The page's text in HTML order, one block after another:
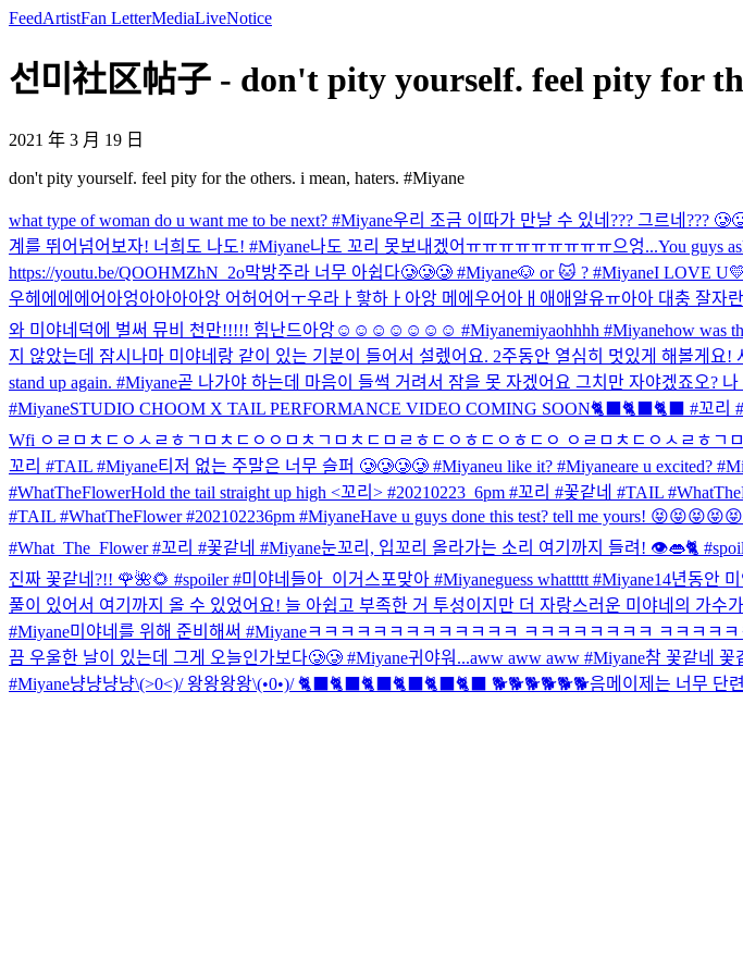
FeedArtistFan LetterMediaLiveNotice
선미社区帖子 - don't pity yourself. feel pity for
2021 年 3 月 19 日
don't pity yourself. feel pity for the others. i mean, haters. #Miyane
what type of woman do u want me to be next? #Miyane우리 조금 이따가 만날 수 있네??? 그르네???
계를 뛰어넘어보자! 너희도 나도! #Miyane나도 꼬리 못보내겠어ㅠㅠㅠㅠㅠㅠㅠㅠㅠ으엉...You guys
https://youtu.be/QOOHMZhN_2o막방주라 너무 아쉽다🥲🥲🥲 #Miyane🐶 or 🐱 ? #MiyaneI LOVE
우헤에에에어아엉아아아아앙 어허어어ㅜ우라ㅏ핳하ㅏ아앙 메에우어아ㅐ애애알유ㅠ아아 대충 잘자
와 미야네덕에 벌써 뮤비 천만!!!!! 힘난드아앙☺☺☺☺☺☺☺ #Miyanemiyaohhhh #Miyanehow was
지 않았는데 잠시나마 미야네랑 같이 있는 기분이 들어서 설렜어요. 2주동안 열심히 멋있게 해볼게요!
stand up again. #Miyane곧 나가야 하는데 마음이 들썩 거려서 잠을 못 자겠어요 그치만 자야겠죠오?
#MiyaneSTUDIO CHOOM X TAIL PERFORMANCE VIDEO COMING SOON🐈‍⬛🐈‍⬛🐈‍⬛ #꼬리
Wfi ㅇㄹㅁㅊㄷㅇㅅㄹㅎㄱㅁㅊㄷㅇㅇㅁㅊㄱㅁㅊㄷㅁㄹㅎㄷㅇㅎㄷㅇㅎㄷㅇ ㅇㄹㅁㅊㄷㅇㅅㄹㅎㄱ
꼬리 #TAIL #Miyane티저 없는 주말은 너무 슬퍼 🥲🥲🥲🥲 #Miyaneu like it? #Miyaneare u excited?
#WhatTheFlowerHold the tail straight up high <꼬리> #20210223_6pm #꼬리 #꽃같네 #TAIL
#TAIL #WhatTheFlower #202102236pm #MiyaneHave u guys done this test? tell me yours!
#What_The_Flower #꼬리 #꽃같네 #Miyane눈꼬리, 입꼬리 올라가는 소리 여기까지 들려! 👁️👄🐈
진짜 꽃같네?!! 🌹🌺🌻 #spoiler #미야네들아_이거스포맞아 #Miyaneguess whattttt #Miyane14년동안
풀이 있어서 여기까지 올 수 있었어요! 늘 아쉽고 부족한 거 투성이지만 더 자랑스러운 미야네의 가
#Miyane미야네를 위해 준비해써 #Miyaneㅋㅋㅋㅋㅋㅋㅋㅋㅋㅋㅋㅋㅋ ㅋㅋㅋㅋㅋㅋㅋㅋ ㅋㅋㅋㅋ
끔 우울한 날이 있는데 그게 오늘인가보다🥲🥲 #Miyane귀야워...aww aww aww #Miyane참 꽃같네 꽃
#Miyane냥냥냥냥\(>0<)/ 왕왕왕왕\(•0•)/ 🐈‍⬛🐈‍⬛🐈‍⬛🐈‍⬛🐈‍⬛🐈‍⬛ 🐕🐕🐕🐕🐕🐕음메 이제는 너무 단